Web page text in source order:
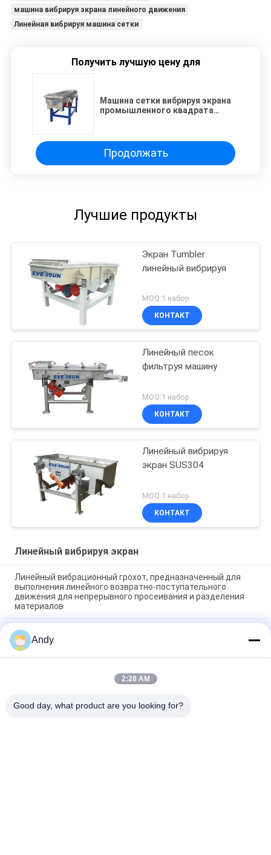
машина вибрируя экрана линейного движения
Линейная вибрируя машина сетки
Получить лучшую цену для
Машина сетки вибрируя экрана
промышленного квадрата
Продолжать
Лучшие продукты
Экран Tumbler
линейный вибрируя
MOQ:1 набор
КОНТАКТ
Линейный песок
фильтруя машину
MOQ:1 набор
КОНТАКТ
Линейный вибрируя
экран SUS304
MOQ:1 набор
КОНТАКТ
Линейный вибрируя экран
Линейный вибрационный грохот, предназначенный для
выполнения линейного возвратно-поступательного
движения для непрерывного просеивания и разделения
материалов
Линейный виброгрохот, обеспечивающий непрерывное
просеивание и стратификацию материала, с стабильной и
надежной работой
Прочный линейный вибросито, обеспечивающее
просеивание и разделение материалов для применения в
Andy
2:28 AM
Good day, what product are you looking for?